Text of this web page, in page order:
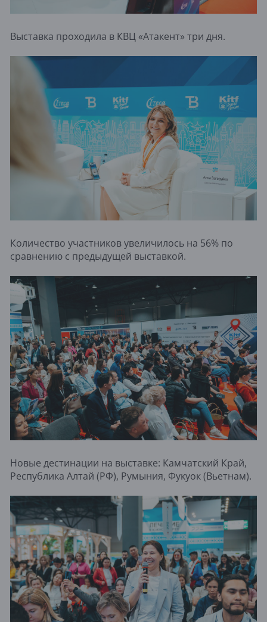
Выставка проходила в КВЦ «Атакент» три дня.
Количество участников увеличилось на 56% по
сравнению с предыдущей выставкой.
Новые дестинации на выставке: Камчатский Край,
Республика Алтай (РФ), Румыния, Фукуок (Вьетнам).